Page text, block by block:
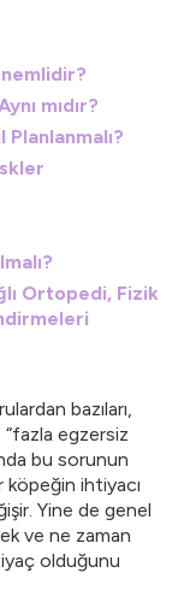
mıdır?
Planlanmalı?
Ortopedi, Fizik
bazıları,
egzersiz
bu sorunun
ihtiyacı
Yine de genel
ve ne zaman
olduğunu